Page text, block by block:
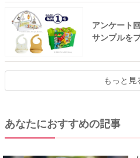
アンケート
サンプルを
もっと見
あなたにおすすめの記事